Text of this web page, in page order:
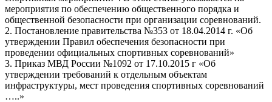
мероприятия по обеспечению общественного порядка и
общественной безопасности при организации соревнований.
2. Постановление правительства №353 от 18.04.2014 г. «Об
утверждении Правил обеспечения безопасности при
проведении официальных спортивных соревнований»
3. Приказ МВД России №1092 от 17.10.2015 г «Об
утверждении требований к отдельным объектам
инфраструктуры, мест проведения спортивных соревнований
…..»